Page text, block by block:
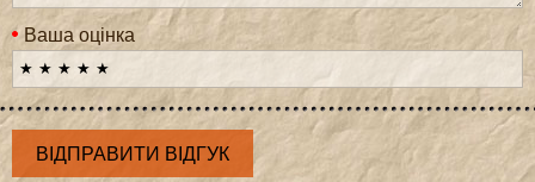
Ваша оцінка